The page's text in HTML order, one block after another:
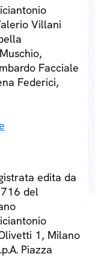
Villani
Facciale
Federici,
edita da
716 del
1, Milano
Piazza